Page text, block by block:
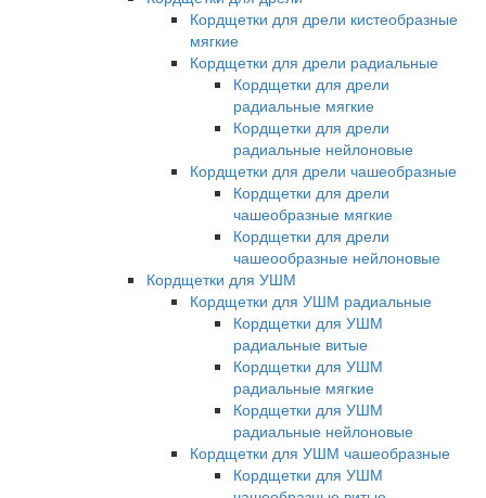
Кордщетки для дрели кистеобразные
мягкие
Кордщетки для дрели радиальные
Кордщетки для дрели
радиальные мягкие
Кордщетки для дрели
радиальные нейлоновые
Кордщетки для дрели чашеобразные
Кордщетки для дрели
чашеобразные мягкие
Кордщетки для дрели
чашеообразные нейлоновые
Кордщетки для УШМ
Кордщетки для УШМ радиальные
Кордщетки для УШМ
радиальные витые
Кордщетки для УШМ
радиальные мягкие
Кордщетки для УШМ
радиальные нейлоновые
Кордщетки для УШМ чашеобразные
Кордщетки для УШМ